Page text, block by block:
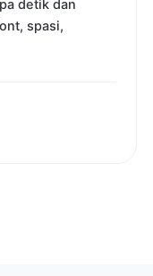
detik dan
spasi,